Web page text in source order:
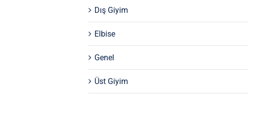
Dış Giyim
Elbise
Genel
Üst Giyim